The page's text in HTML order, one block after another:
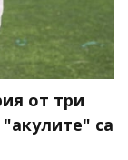
от три
са